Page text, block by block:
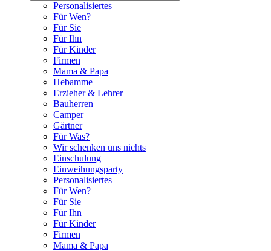
Personalisiertes
Für Wen?
Für Sie
Für Ihn
Für Kinder
Firmen
Mama & Papa
Hebamme
Erzieher & Lehrer
Bauherren
Camper
Gärtner
Für Was?
Wir schenken uns nichts
Einschulung
Einweihungsparty
Personalisiertes
Für Wen?
Für Sie
Für Ihn
Für Kinder
Firmen
Mama & Papa